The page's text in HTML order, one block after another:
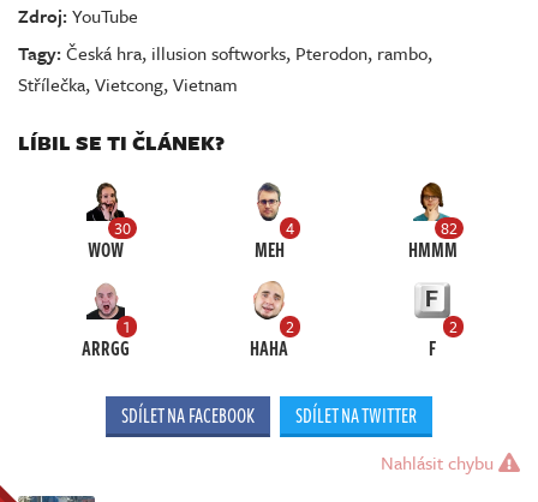
Zdroj:YouTube
Tagy:Česká hra, illusion softworks, Pterodon, rambo,
Střílečka,Vietcong,Vietnam
LÍBIL SE TI ČLÁNEK?
30
WOW
4
MEH
82
HMMM
1
ARRGG
2
HAHA
2
F
SDÍLET NA FACEBOOK SDÍLET NA TWITTER
Nahlásit chybu